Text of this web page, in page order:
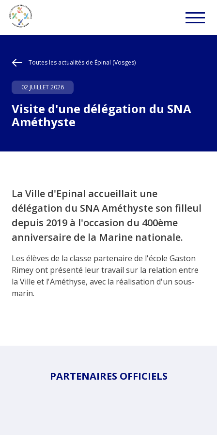
Toutes les actualités de Épinal (Vosges)
02 JUILLET 2026
Visite d'une délégation du SNA
Améthyste
La Ville d'Epinal accueillait une
délégation du SNA Améthyste son filleul
depuis 2019 à l'occasion du 400ème
anniversaire de la Marine nationale.
Les élèves de la classe partenaire de l'école Gaston
Rimey ont présenté leur travail sur la relation entre
la Ville et l'Améthyse, avec la réalisation d'un sous-
marin.
PARTENAIRES OFFICIELS